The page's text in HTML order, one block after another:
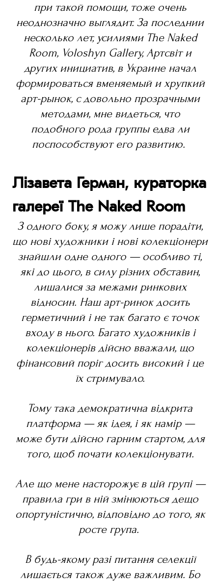
при такой помощи, тоже очень
неоднозначно выглядит. За последнии
несколько лет, усилиями The Naked
Room, Voloshyn Gallery, Артсвіт и
других инициатив, в Украине начал
формироваться вменяемый и хрупкий
арт-рынок, с довольно прозрачными
методами, мне видеться, что
подобного рода группы едва ли
поспособствуют его развитию.
Лізавета Герман, кураторка
галереї The Naked Room
З одного боку, я можу лише порадіти,
що нові художники і нові колекціонери
знайшли одне одного — особливо ті,
які до цього, в силу різних обставин,
лишалися за межами ринкових
відносин. Наш арт-ринок досить
герметичний і не так багато є точок
входу в нього. Багато художників і
колекціонерів дійсно вважали, що
фінансовий поріг досить високий і це
їх стримувало.
Тому така демократична відкрита
платформа — як ідея, і як намір —
може бути дійсно гарним стартом, для
того, щоб почати колекціонувати.
Але що мене насторожує в цій групі —
правила гри в ній змінюються дещо
опортуністично, відповідно до того, як
росте група.
В будь-якому разі питання селекції
лишається також дуже важливим. Бо